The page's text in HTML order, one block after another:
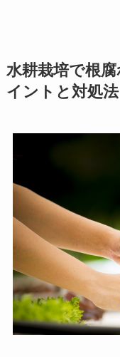
水耕栽培で根
イントと対処法